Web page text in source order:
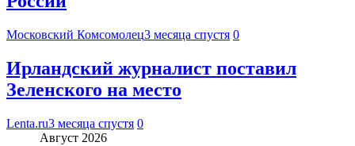
Московский Комсомолец3 месяца спустя 0
Ирландский журналист поставил
Зеленского на место
Lenta.ru3 месяца спустя 0
Август 2026